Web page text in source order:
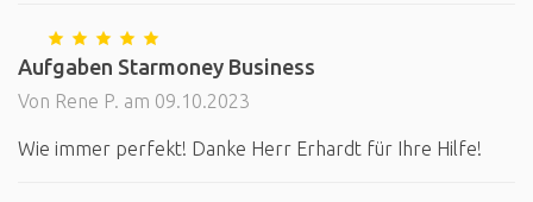
Aufgaben Starmoney Business
Von Rene P. am 09.10.2023
Wie immer perfekt! Danke Herr Erhardt für Ihre Hilfe!